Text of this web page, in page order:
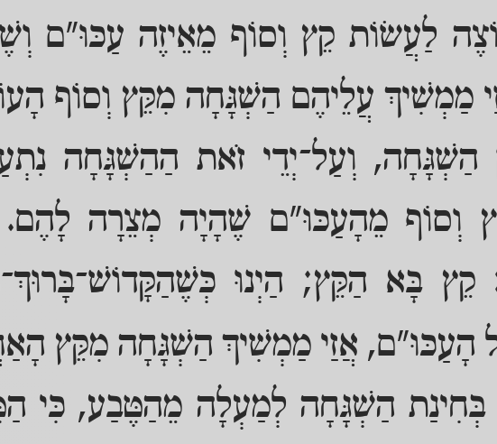
לַעֲשׂוֹת קֵץ וְסוֹף מֵאֵיזֶה עַכּוּ"ם
מַמְשִׁיךְ עֲלֵיהֶם הַשְׁגָּחָה מִקֵּץ וְסוֹף
וְעַל־יְדֵי זֹאת הַהַשְׁגָּחָה
וְסוֹף מֵהָעַכּוּ"ם שֶׁהָיָה מְצֵרָה לָהֶם.
קֵץ בָּא הַקֵּץ; הַיְנוּ
הָעַכּוּ"ם, אֲזַי מַמְשִׁיךְ הַשְׁגָּחָה מִקֵּץ
בְּחִינַת הַשְׁגָּחָה לְמַעְלָה מֵהַטֶּבַע, כִּי